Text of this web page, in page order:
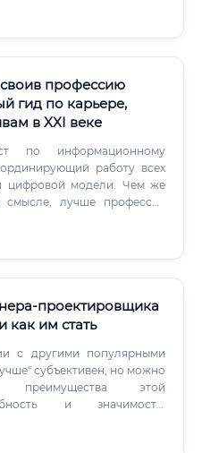
профессию
гид по карьере,
в XXI веке
по информационному
работу всех
цифровой модели. Чем же
лучше профессия
проектировщика
как им стать
с другими популярными
субъективен, но можно
преимущества этой